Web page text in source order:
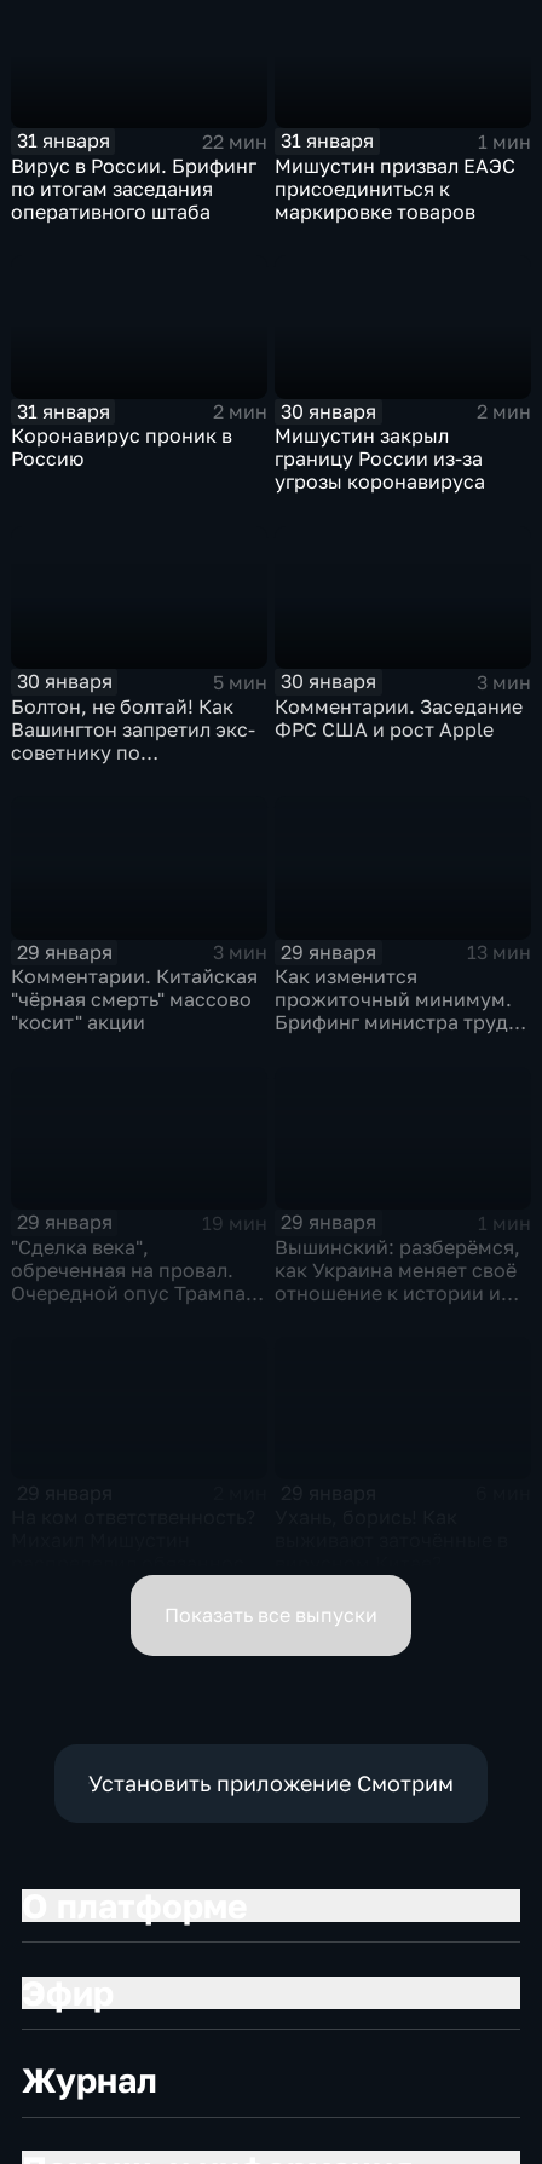
31 января
22 мин
Вирус в России. Брифинг
по итогам заседания
оперативного штаба
31 января
1 мин
Мишустин призвал ЕАЭС
присоединиться к
маркировке товаров
31 января
2 мин
Коронавирус проник в
Россию
30 января
2 мин
Мишустин закрыл
границу России из-за
угрозы коронавируса
30 января
5 мин
Болтон, не болтай! Как
Вашингтон запретил экс-
советнику по
30 января
3 мин
Комментарии. Заседание
ФРС США и рост Apple
29 января
3 мин
Комментарии. Китайская
"чёрная смерть" массово
"косит" акции
29 января
13 мин
Как изменится
прожиточный минимум.
Брифинг министра труда
29 января
19 мин
"Сделка века",
обреченная на провал.
Очередной опус Трампа.
29 января
1 мин
Вышинский: разберёмся,
как Украина меняет своё
отношение к истории и
вице-премьеров
Показать все выпуски
Установить приложение Смотрим
Журнал